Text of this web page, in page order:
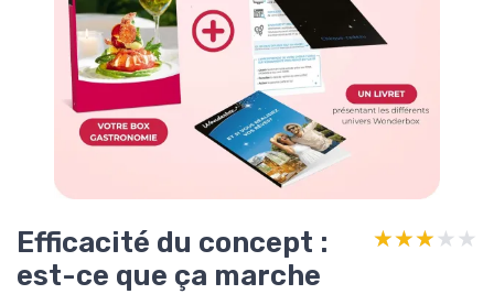
Efficacité du concept :
est-ce que ça marche
★★★★★
★★★★★